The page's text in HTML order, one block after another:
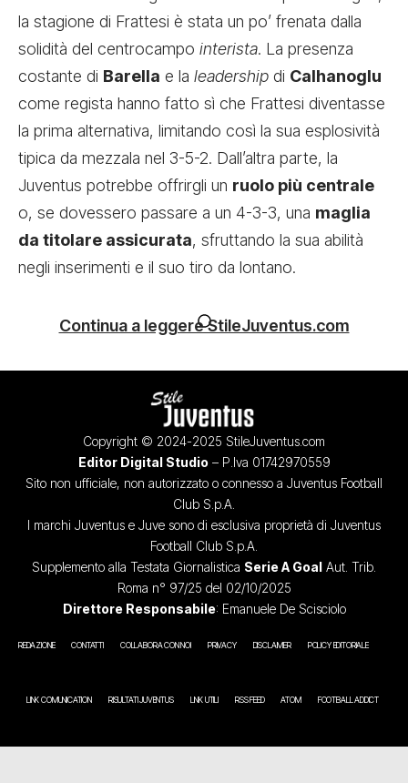
la stagione di Frattesi è stata un po’ frenata dalla
solidità del centrocampo interista. La presenza
costante di Barella e la leadership di Calhanoglu
come regista hanno fatto sì che Frattesi diventasse
la prima alternativa, limitando così la sua esplosività
tipica da mezzala nel 3-5-2. Dall’altra parte, la
Juventus potrebbe offrirgli un ruolo più centrale
o, se dovessero passare a un 4-3-3, una maglia
da titolare assicurata, sfruttando la sua abilità
negli inserimenti e il suo tiro da lontano.
Continua a leggere StileJuventus.com
Copyright © 2024-2025 StileJuventus.com
Editor Digital Studio – P.Iva 01742970559
Sito non ufficiale, non autorizzato o connesso a Juventus Football
Club S.p.A.
I marchi Juventus e Juve sono di esclusiva proprietà di Juventus
Football Club S.p.A.
Supplemento alla Testata Giornalistica Serie A Goal Aut. Trib.
Roma n° 97/25 del 02/10/2025
Direttore Responsabile: Emanuele De Scisciolo
REDAZIONE CONTATTI COLLABORA CON NOI PRIVACY DISCLAIMER POLICY EDITORIALE
LINK COMUNICATION RISULTATI JUVENTUS LINK UTILI RSS FEED ATOM FOOTBALL ADDICT